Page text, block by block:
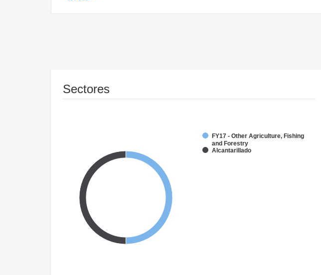
Sectores
FY17 - Other Agriculture, Fishing
and Forestry
Alcantarillado